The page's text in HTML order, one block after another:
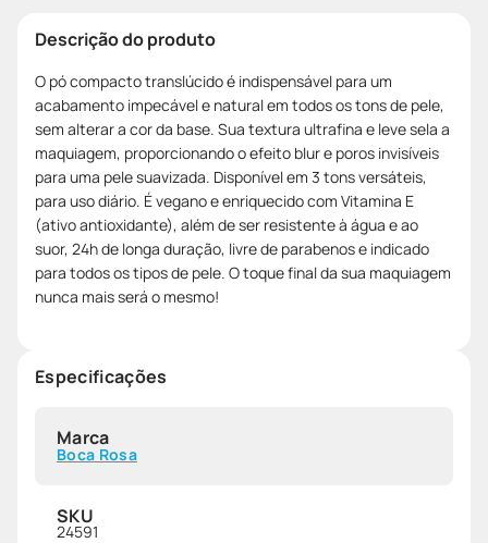
Descrição do produto
O pó compacto translúcido é indispensável para um
acabamento impecável e natural em todos os tons de pele,
sem alterar a cor da base. Sua textura ultrafina e leve sela a
maquiagem, proporcionando o efeito blur e poros invisíveis
para uma pele suavizada. Disponível em 3 tons versáteis,
para uso diário. É vegano e enriquecido com Vitamina E
(ativo antioxidante), além de ser resistente à água e ao
suor, 24h de longa duração, livre de parabenos e indicado
para todos os tipos de pele. O toque final da sua maquiagem
nunca mais será o mesmo!
Especificações
Marca
Boca Rosa
SKU
24591